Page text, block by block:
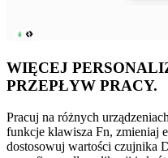
WIĘCEJ
PRZEPŁYW PRACY.
Pracuj na różnych
funkcje klawisza Fn, zmieniaj
dostosowuj wartości czujnika